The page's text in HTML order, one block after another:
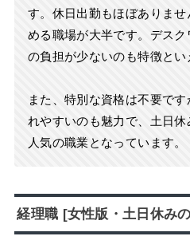
す。休日出勤もほぼありま
める職場が大半です。デス
の負担が少ないのも特徴とい
また、特別な資格は不要で
れやすいのも魅力で、土日
人気の職業となっています。
経理職 [女性版・土日休み